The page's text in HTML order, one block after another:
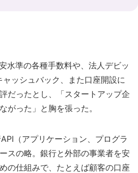
水準の各種手数料や、法人デビッ
ャッシュバック、また口座開設に
だったとし、「スタートアップ企
がった」と胸を張った。
（アプリケーション、プログラ
スの略。銀行と外部の事業者を安
の仕組みで、たとえば顧客の口座